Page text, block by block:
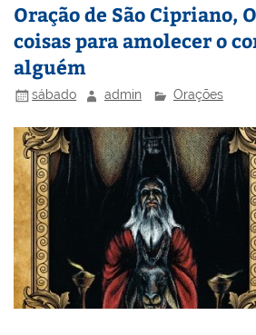
Oração de São Cipriano,
coisas para amolecer o
alguém
sábado admin Orações